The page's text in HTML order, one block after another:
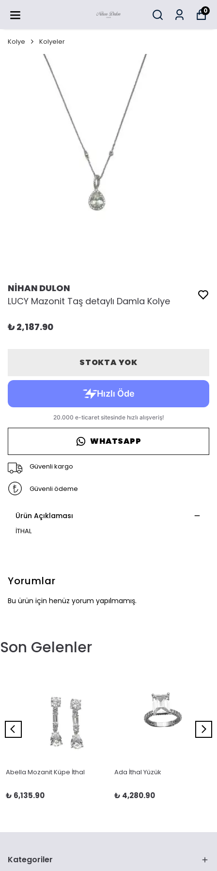
0
Kolye Kolyeler
NİHAN DULON
LUCY Mazonit Taş detaylı Damla Kolye
₺ 2,187.90
STOKTA YOK
WHATSAPP
Güvenli kargo
Güvenli ödeme
Ürün Açıklaması
İTHAL
Yorumlar
Bu ürün için henüz yorum yapılmamış.
Son Gelenler
Abella Mozanit Küpe İthal
₺ 6,135.90
Ada İthal Yüzük
₺ 4,280.90
Kategoriler